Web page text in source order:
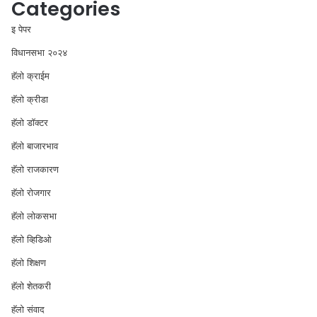
Categories
इ पेपर
विधानसभा २०२४
⁠हॅलो क्राईम
हॅलो क्रीडा
हॅलो डॉक्टर
हॅलो बाजारभाव
हॅलो राजकारण
⁠हॅलो रोजगार
हॅलो लोकसभा
⁠हॅलो व्हिडिओ
हॅलो शिक्षण
⁠हॅलो शेतकरी
⁠हॅलो संवाद